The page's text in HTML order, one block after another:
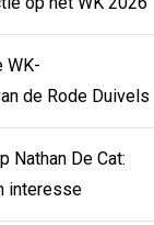
WK-
de Rode Duivels
Nathan De Cat:
interesse